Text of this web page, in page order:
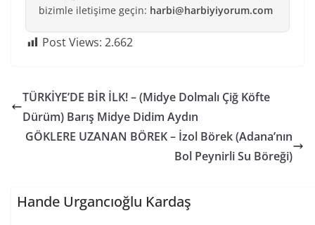
bizimle iletişime geçin: harbi@harbiyiyorum.com
Post Views: 2.662
TÜRKİYE’DE BİR İLK! – (Midye Dolmalı Çiğ Köfte
Dürüm) Barış Midye Didim Aydın
GÖKLERE UZANAN BÖREK – İzol Börek (Adana’nın
Bol Peynirli Su Böreği)
Hande Urgancıoğlu Kardaş